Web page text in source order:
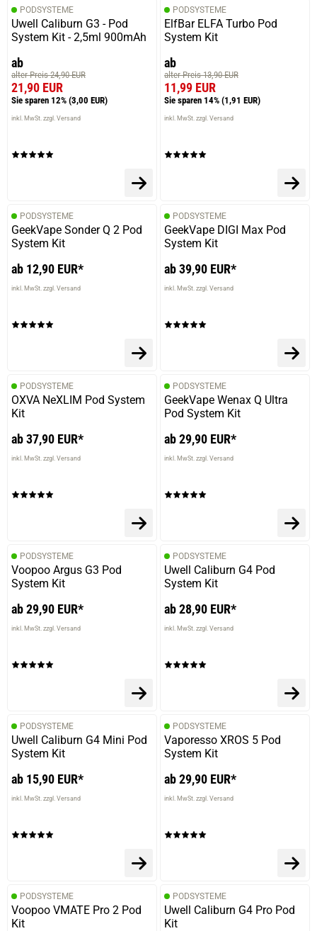
PODSYSTEME
Uwell Caliburn G3 - Pod
System Kit - 2,5ml 900mAh
ab
alter Preis 24,90 EUR
21,90 EUR
Sie sparen 12% (3,00 EUR)
inkl. MwSt. zzgl. Versand
PODSYSTEME
ElfBar ELFA Turbo Pod
System Kit
ab
alter Preis 13,90 EUR
11,99 EUR
Sie sparen 14% (1,91 EUR)
inkl. MwSt. zzgl. Versand
PODSYSTEME
GeekVape Sonder Q 2 Pod
System Kit
ab 12,90 EUR*
inkl. MwSt. zzgl. Versand
PODSYSTEME
GeekVape DIGI Max Pod
System Kit
ab 39,90 EUR*
inkl. MwSt. zzgl. Versand
PODSYSTEME
OXVA NeXLIM Pod System
Kit
ab 37,90 EUR*
inkl. MwSt. zzgl. Versand
PODSYSTEME
GeekVape Wenax Q Ultra
Pod System Kit
ab 29,90 EUR*
inkl. MwSt. zzgl. Versand
PODSYSTEME
Voopoo Argus G3 Pod
System Kit
ab 29,90 EUR*
inkl. MwSt. zzgl. Versand
PODSYSTEME
Uwell Caliburn G4 Pod
System Kit
ab 28,90 EUR*
inkl. MwSt. zzgl. Versand
PODSYSTEME
Uwell Caliburn G4 Mini Pod
System Kit
ab 15,90 EUR*
inkl. MwSt. zzgl. Versand
PODSYSTEME
Vaporesso XROS 5 Pod
System Kit
ab 29,90 EUR*
inkl. MwSt. zzgl. Versand
PODSYSTEME
Voopoo VMATE Pro 2 Pod
Kit
PODSYSTEME
Uwell Caliburn G4 Pro Pod
Kit